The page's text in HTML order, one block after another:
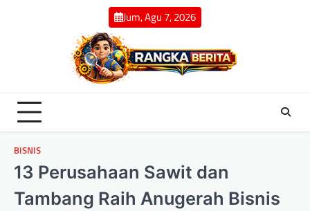
Jum, Agu 7, 2026
BISNIS
13 Perusahaan Sawit dan
Tambang Raih Anugerah Bisnis